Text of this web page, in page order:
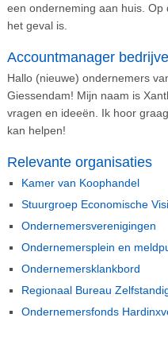
een onderneming aan huis.
het geval is.
Accountmanager
Hallo (nieuwe) ondernemers
Giessendam! Mijn naam is
vragen en ideeën. Ik hoor
kan helpen!
Relevante organisaties
Kamer van Koophandel
Stuurgroep Economische
Ondernemersverenigingen
Ondernemersplein en
Ondernemersklankbord
Regionaal Bureau
Ondernemersfonds